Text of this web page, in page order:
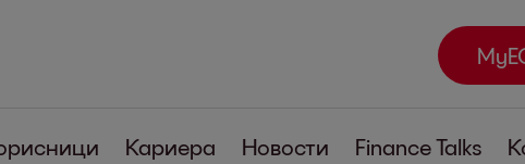
Кариера Новости Finance Talks